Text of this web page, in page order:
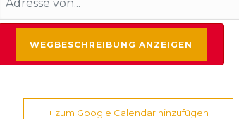
+ zum Google Calendar hinzufügen